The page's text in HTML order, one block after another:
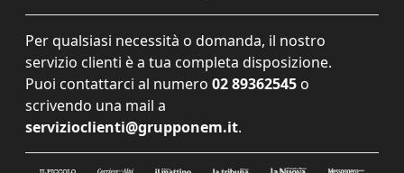
Per qualsiasi necessità o domanda, il nostro
servizio clienti è a tua completa disposizione.
Puoi contattarci al numero 02 89362545 o
scrivendo una mail a
servizioclienti@grupponem.it.